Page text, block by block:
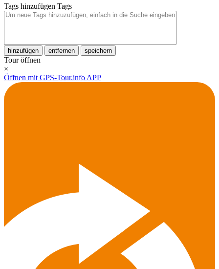
Tags hinzufügen Tags
hinzufügen entfernen speichern
Tour öffnen
×
Öffnen mit GPS-Tour.info APP